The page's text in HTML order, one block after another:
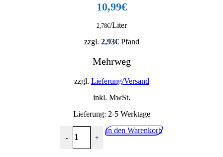
10,99€
2,78€/Liter
zzgl. 2,93€Pfand
Mehrweg
zzgl. Lieferung/Versand
inkl. MwSt.
Lieferung: 2-5 Werktage
-
Bionade Kräuter 12x0,33L Menge
+
In den Warenkorb